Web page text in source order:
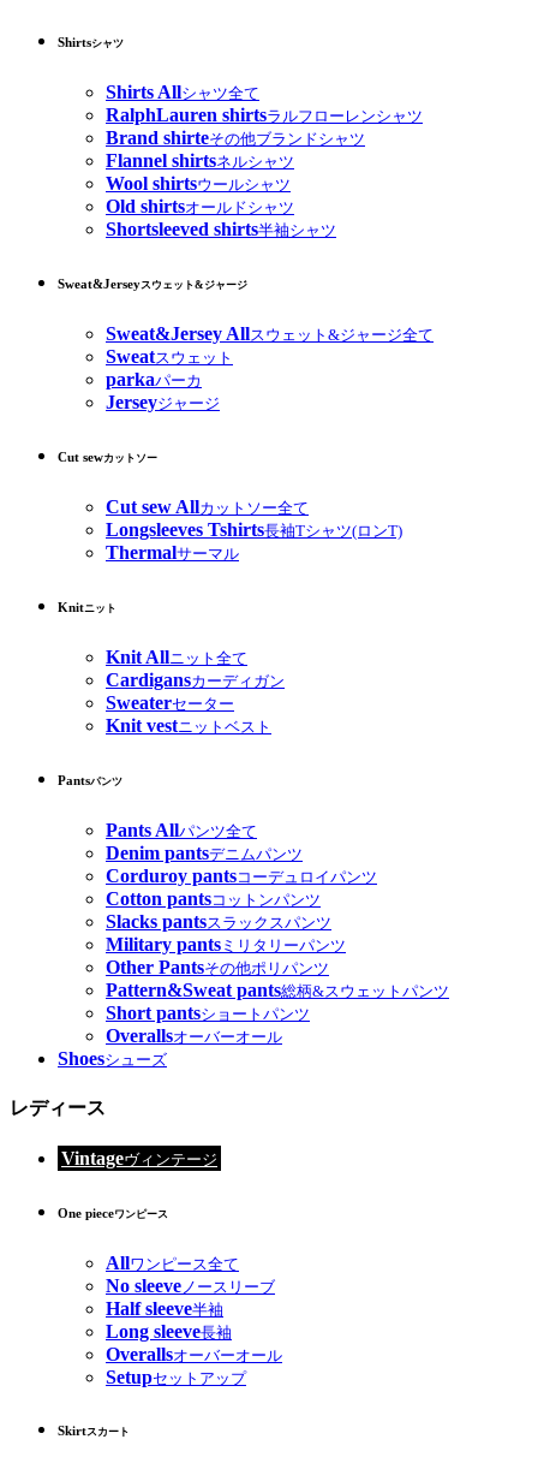
Shirtsシャツ
Shirts Allシャツ全て
RalphLauren shirtsラルフローレンシャツ
Brand shirteその他ブランドシャツ
Flannel shirtsネルシャツ
Wool shirtsウールシャツ
Old shirtsオールドシャツ
Shortsleeved shirts半袖シャツ
Sweat&Jerseyスウェット&ジャージ
Sweat&Jersey Allスウェット&ジャージ全て
Sweatスウェット
parkaパーカ
Jerseyジャージ
Cut sewカットソー
Cut sew Allカットソー全て
Longsleeves Tshirts長袖Tシャツ(ロンT)
Thermalサーマル
Knitニット
Knit Allニット全て
Cardigansカーディガン
Sweaterセーター
Knit vestニットベスト
Pantsパンツ
Pants Allパンツ全て
Denim pantsデニムパンツ
Corduroy pantsコーデュロイパンツ
Cotton pantsコットンパンツ
Slacks pantsスラックスパンツ
Military pants ミリタリーパンツ
Other Pantsその他ポリパンツ
Pattern&Sweat pants総柄&スウェットパンツ
Short pantsショートパンツ
Overallsオーバーオール
Shoesシューズ
レディース
Vintageヴィンテージ
One pieceワンピース
Allワンピース全て
No sleeve ノースリーブ
Half sleeve半袖
Long sleeve長袖
Overallsオーバーオール
Setupセットアップ
Skirtスカート